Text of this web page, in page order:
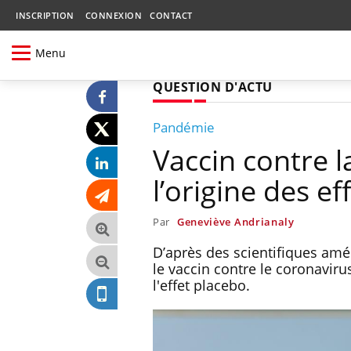
INSCRIPTION CONNEXION CONTACT
Menu
QUESTION D'ACTU
Pandémie
Vaccin contre
l’origine des
Par Geneviève Andrianaly
D’après des scientifiques
le vaccin contre le
l'effet placebo.